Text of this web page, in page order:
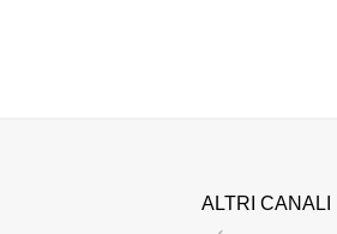
ALTRI CANALI